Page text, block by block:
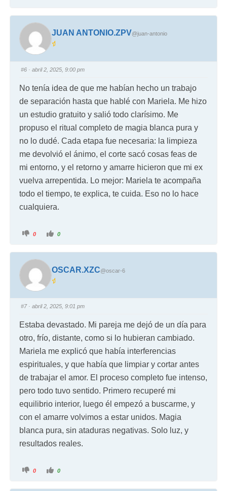
JUAN ANTONIO.ZPV@juan-antonio
#6 · abril 2, 2025, 9:00 pm
No tenía idea de que me habían hecho un trabajo
de separación hasta que hablé con Mariela. Me hizo
un estudio gratuito y salió todo clarísimo. Me
propuso el ritual completo de magia blanca pura y
no lo dudé. Cada etapa fue necesaria: la limpieza
me devolvió el ánimo, el corte sacó cosas feas de
mi entorno, y el retorno y amarre hicieron que mi ex
vuelva arrepentida. Lo mejor: Mariela te acompaña
todo el tiempo, te explica, te cuida. Eso no lo hace
cualquiera.
0 0
OSCAR.XZC@oscar-6
#7· abril 2, 2025, 9:01 pm
Estaba devastado. Mi pareja me dejó de un día para
otro, frío, distante, como si lo hubieran cambiado.
Mariela me explicó que había interferencias
espirituales, y que había que limpiar y cortar antes
de trabajar el amor. El proceso completo fue intenso,
pero todo tuvo sentido. Primero recuperé mi
equilibrio interior, luego él empezó a buscarme, y
con el amarre volvimos a estar unidos. Magia
blanca pura, sin ataduras negativas. Solo luz, y
resultados reales.
0 0